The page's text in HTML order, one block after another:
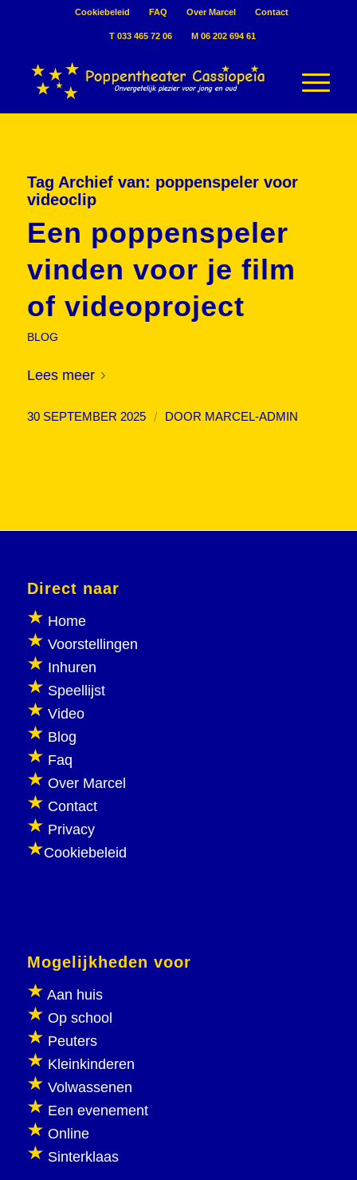
Cookiebeleid FAQ Over Marcel Contact
T 033 465 72 06 M 06 202 694 61
Tag Archief van: poppenspeler voor
videoclip
Een poppenspeler
vinden voor je film
of videoproject
BLOG
Lees meer
30 SEPTEMBER 2025 / DOOR MARCEL-ADMIN
Direct naar
Home
Voorstellingen
Inhuren
Speellijst
Video
Blog
Faq
Over Marcel
Contact
Privacy
Cookiebeleid
Mogelijkheden voor
Aan huis
Op school
Peuters
Kleinkinderen
Volwassenen
Een evenement
Online
Sinterklaas